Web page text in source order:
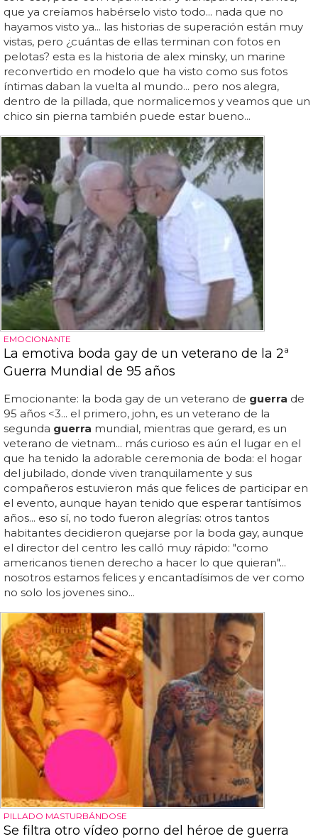
que ya creíamos habérselo visto todo... nada que no
hayamos visto ya... las historias de superación están muy
vistas, pero ¿cuántas de ellas terminan con fotos en
pelotas? esta es la historia de alex minsky, un marine
reconvertido en modelo que ha visto como sus fotos
íntimas daban la vuelta al mundo... pero nos alegra,
dentro de la pillada, que normalicemos y veamos que un
chico sin pierna también puede estar bueno...
EMOCIONANTE
La emotiva boda gay de un veterano de la 2ª
Guerra Mundial de 95 años
Emocionante: la boda gay de un veterano de guerra de
95 años <3... el primero, john, es un veterano de la
segunda guerra mundial, mientras que gerard, es un
veterano de vietnam... más curioso es aún el lugar en el
que ha tenido la adorable ceremonia de boda: el hogar
del jubilado, donde viven tranquilamente y sus
compañeros estuvieron más que felices de participar en
el evento, aunque hayan tenido que esperar tantísimos
años... eso sí, no todo fueron alegrías: otros tantos
habitantes decidieron quejarse por la boda gay, aunque
el director del centro les calló muy rápido: "como
americanos tienen derecho a hacer lo que quieran"...
nosotros estamos felices y encantadísimos de ver como
no solo los jovenes sino...
PILLADO MASTURBÁNDOSE
Se filtra otro vídeo porno del héroe de guerra